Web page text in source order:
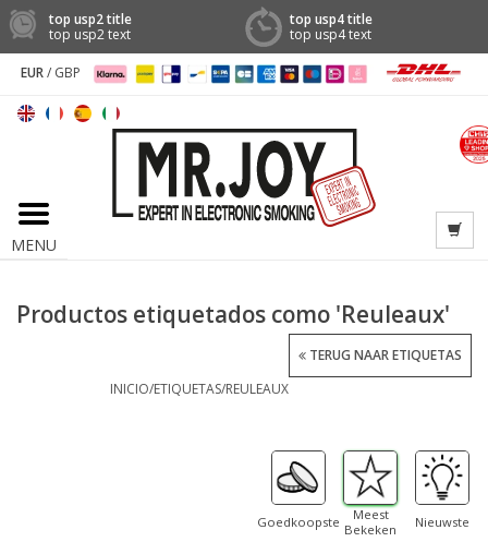
top usp2 title
top usp2 text
top usp4 title
top usp4 text
EUR/ GBP
MENU
Productos etiquetados como 'Reuleaux'
INICIO/ETIQUETAS/REULEAUX
TERUG NAAR ETIQUETAS
Goedkoopste
Meest
Bekeken
Nieuwste